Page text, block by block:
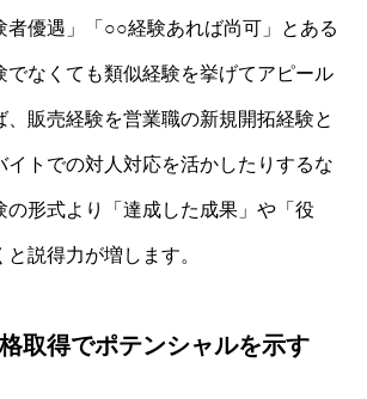
者優遇」「○○経験あれば尚可」とある
でなくても類似経験を挙げてアピール
、販売経験を営業職の新規開拓経験と
イトでの対人対応を活かしたりするな
の形式より「達成した成果」や「役
説得力が増します。
取得でポテンシャルを示す